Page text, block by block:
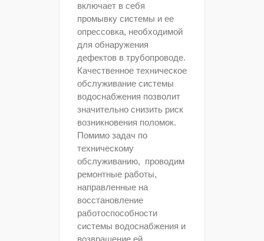
включает в себя
промывку системы и ее
опрессовка, необходимой
для обнаружения
дефектов в трубопроводе.
Качественное техническое
обслуживание системы
водоснабжения позволит
значительно снизить риск
возникновения поломок.
Помимо задач по
техническому
обслуживанию, проводим
ремонтные работы,
направленные на
восстановление
работоспособности
системы водоснабжения и
возвращение ей